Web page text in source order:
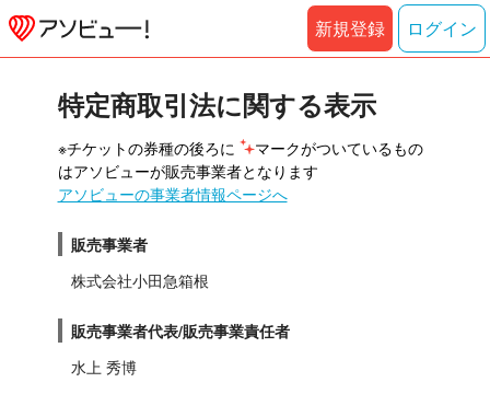
新規登録 ログイン
特定商取引法に関する表示
※チケットの券種の後ろに
マークがついているもの
はアソビューが販売事業者となります
アソビューの事業者情報ページへ
販売事業者
株式会社小田急箱根
販売事業者代表/販売事業責任者
水上 秀博